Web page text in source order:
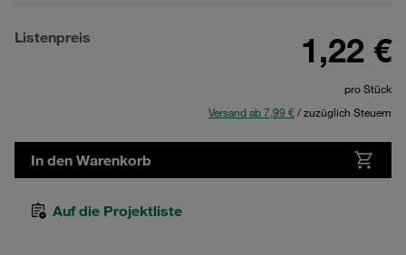
Listenpreis 1,22 €
pro Stück
Versand ab 7,99 €/ zuzüglich Steuern
In den Warenkorb
Auf die Projektliste